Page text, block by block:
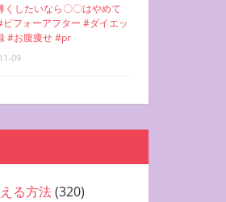
くしたいなら〇〇はやめて
ビフォーアフター #ダイエッ
#お腹痩せ #pr
09
る方法(320)